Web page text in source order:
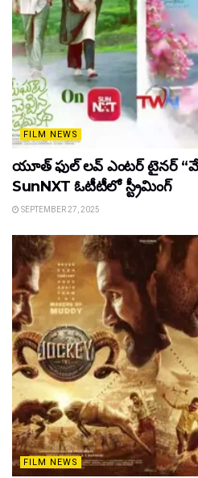
FILM NEWS
యూత్ ఫుల్ లవ్ ఎంటర్ టైనర్
SunNXT ఓటీటీలో స్ట్రీమింగ్
SEPTEMBER 27, 2025
FILM NEWS